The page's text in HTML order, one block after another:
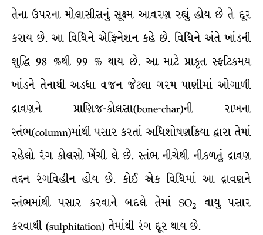
તેના ઉપરના મોલાસીસનું સૂક્ષ્મ આવરણ રહ્યું હોય છે તે દૂર
કરાય છે. આ વિધિને એફિનેશન કહે છે. વિધિને અંતે ખાંડની
શુદ્ધિ 98 %થી 99 % થાય છે. આ માટે પ્રાકૃત સ્ફટિકમય
ખાંડને તેનાથી અડધા વજન જેટલા ગરમ પાણીમાં ઓગાળી
દ્રાવણને પ્રાણિજ-કોલસા(bone-char)ની રાખના
સ્તંભ(column)માંથી પસાર કરતાં અધિશોષણક્રિયા દ્વારા તેમાં
રહેલો રંગ કોલસો ખેંચી લે છે. સ્તંભ નીચેથી નીકળતું દ્રાવણ
તદ્દન રંગવિહીન હોય છે. કોઈ એક વિધિમાં આ દ્રાવણને
સ્તંભમાંથી પસાર કરવાને બદલે તેમાં SO2
વાયુ પસાર
કરવાથી (sulphitation) તેમાંથી રંગ દૂર થાય છે.